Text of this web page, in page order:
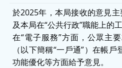
於2025年，本局接收的意見
及本局在“公共行政”職能上的工
在“電子服務”方面，公眾主
（以下簡稱“一戶通”）在帳
功能優化等方面給予意見。